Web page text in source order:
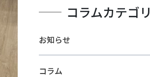
コラムカテゴリ
お知らせ
コラム